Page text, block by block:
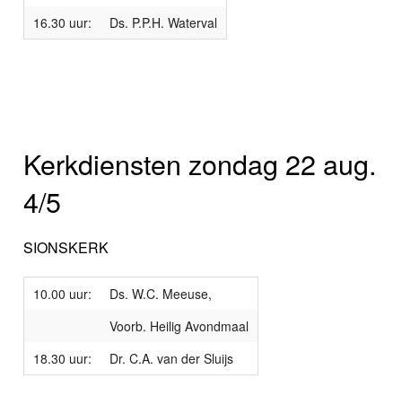
16.30 uur:
Ds. P.P.H. Waterval
Kerkdiensten zondag 22 aug.
4/5
SIONSKERK
10.00 uur:
Ds. W.C. Meeuse,
Voorb. Heilig Avondmaal
18.30 uur:
Dr. C.A. van der Sluijs